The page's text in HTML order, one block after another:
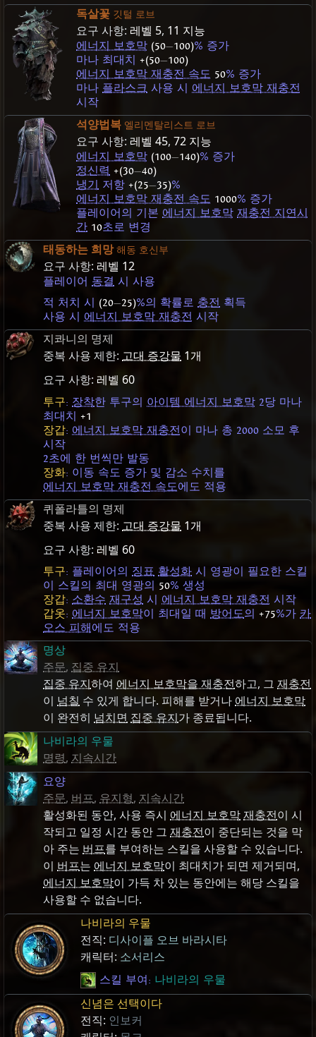
독살꽃 깃털 로브
요구 사항: 레벨 5, 11 지능
에너지 보호막 (50—100)% 증가
마나 최대치 +(50—100)
에너지 보호막 재충전 속도 50% 증가
마나 플라스크 사용 시 에너지 보호막 재충전
시작
석양법복 엘리멘탈리스트 로브
요구 사항: 레벨 45, 72 지능
에너지 보호막 (100—140)% 증가
정신력 +(30—40)
냉기
저항 +(25—35)%
에너지 보호막 재충전 속도 1000% 증가
플레이어의 기본 에너지 보호막 재충전 지연시
간 10초로 변경
태동하는 희망 해동 호신부
요구 사항: 레벨 12
플레이어 동결 시 사용
적 처치 시 (20—25)%의 확률로 충전 획득
사용 시 에너지 보호막 재충전 시작
지콰니의 명제
중복 사용 제한: 고대 증강물 1개
요구 사항: 레벨 60
투구: 장착한 투구의 아이템 에너지 보호막 2당 마나
최대치 +1
장갑: 에너지 보호막 재충전이 마나 총 2000 소모 후
시작
2초에 한 번씩만 발동
장화: 이동 속도 증가 및 감소 수치를
에너지 보호막 재충전 속도에도 적용
퀴폴라틀의 명제
중복 사용 제한: 고대 증강물 1개
요구 사항: 레벨 60
투구: 플레이어의 징표 활성화 시 영광이 필요한 스킬
이 스킬의 최대 영광의 50% 생성
장갑: 소환수 재구성 시 에너지 보호막 재충전 시작
갑옷: 에너지 보호막이 최대일 때 방어도의 +75%가 카
오스 피해 에도 적용
명상
주문, 집중 유지
집중 유지하여 에너지 보호막을 재충전하고, 그 재충전
이 넘칠 수 있게 합니다. 피해를 받거나에너지 보호막
이 완전히 넘치면집중 유지가 종료됩니다.
나비라의 우물
명령, 지속시간
요양
주문, 버프, 유지형, 지속시간
활성화된 동안, 사용 즉시 에너지 보호막재충전이 시
작되고 일정 시간 동안 그 재충전이 중단되는 것을 막
아 주는 버프를 부여하는 스킬을 사용할 수 있습니다.
이 버프는 에너지 보호막이 최대치가 되면 제거되며,
에너지 보호막이 가득 차 있는 동안에는 해당 스킬을
사용할 수 없습니다.
나비라의 우물
전직: 디사이플 오브 바라시타
캐릭터: 소서리스
스킬 부여: 나비라의 우물
신념은 선택이다
전직: 인보커